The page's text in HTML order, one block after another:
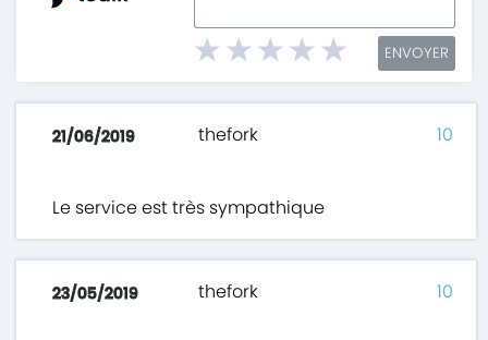
ENVOYER
21/06/2019 thefork
Le service est très sympathique
10
23/05/2019 thefork 10